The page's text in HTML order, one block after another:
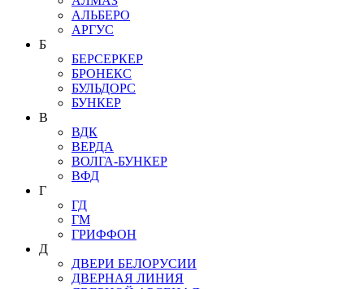
АЛЬБЕРО
АРГУС
Б
БЕРСЕРКЕР
БРОНЕКС
БУЛЬДОРС
БУНКЕР
В
ВДК
ВЕРДА
ВОЛГА-БУНКЕР
ВФД
Г
ГД
ГМ
ГРИФФОН
Д
ДВЕРИ БЕЛОРУСИИ
ДВЕРНАЯ ЛИНИЯ